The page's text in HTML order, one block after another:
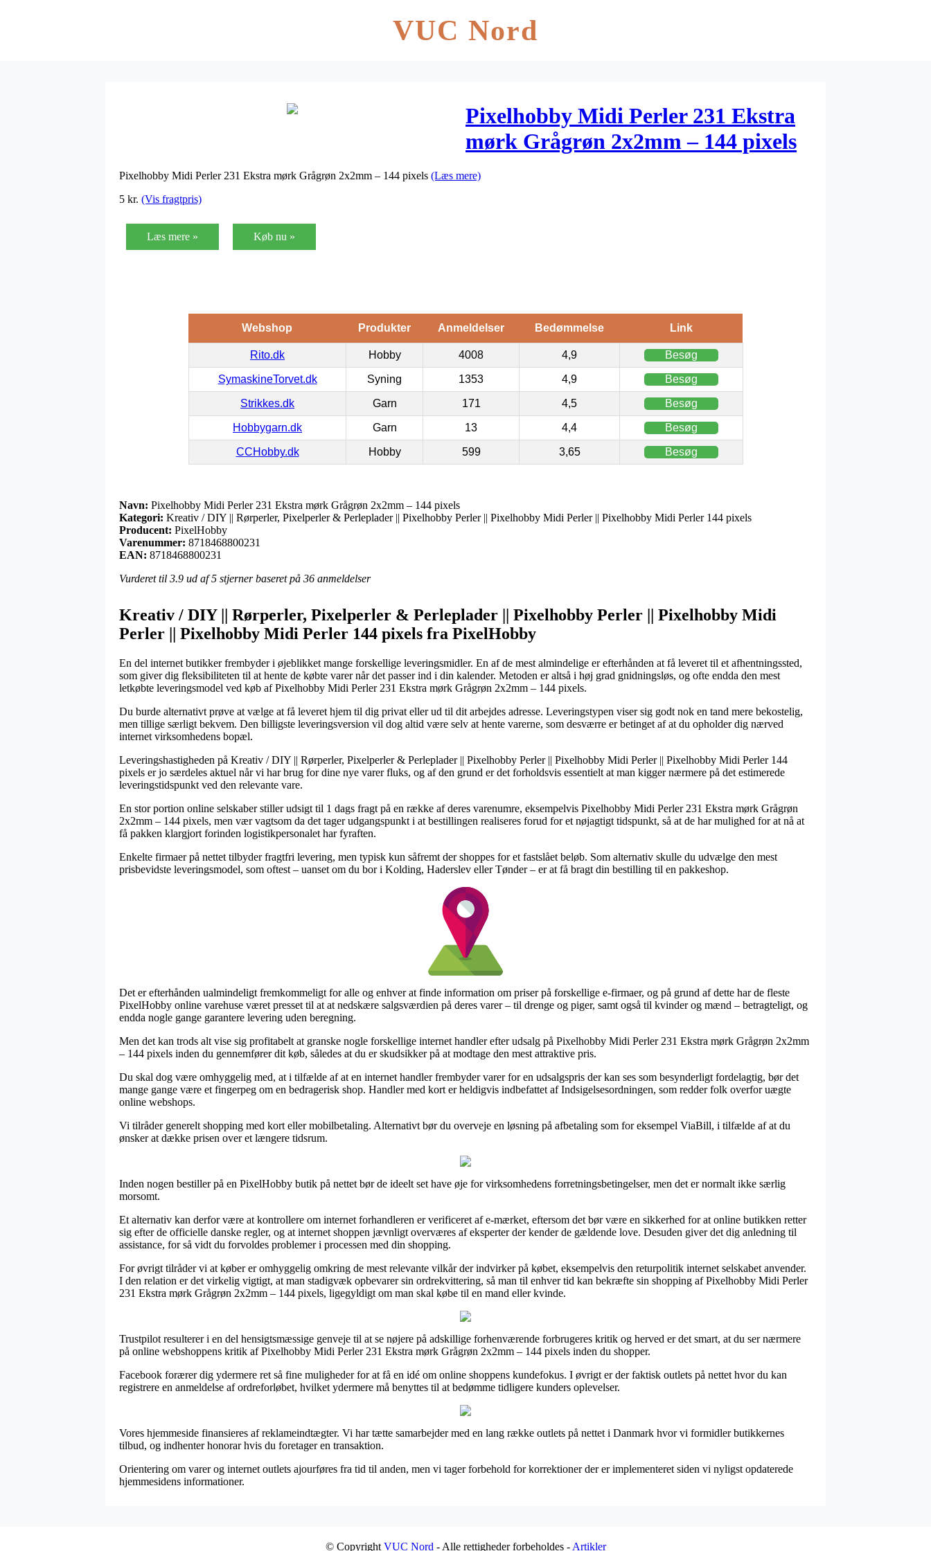
VUC Nord
Pixelhobby Midi Perler 231 Ekstra
mørk Grågrøn 2x2mm – 144 pixels
Pixelhobby Midi Perler 231 Ekstra mørk Grågrøn 2x2mm – 144 pixels (Læs mere)
5 kr. (Vis fragtpris)
Læs mere » Køb nu »
Webshop Produkter Anmeldelser Bedømmelse Link
Rito.dk Hobby 4008 4,9 Besøg
SymaskineTorvet.dk Syning 1353 4,9 Besøg
Strikkes.dk Garn 171 4,5 Besøg
Hobbygarn.dk Garn 13 4,4 Besøg
CCHobby.dk Hobby 599 3,65 Besøg
Navn: Pixelhobby Midi Perler 231 Ekstra mørk Grågrøn 2x2mm – 144 pixels
Kategori: Kreativ / DIY || Rørperler, Pixelperler & Perleplader || Pixelhobby Perler || Pixelhobby Midi Perler || Pixelhobby Midi Perler 144 pixels
Producent: PixelHobby
Varenummer: 8718468800231
EAN: 8718468800231
Vurderet til 3.9 ud af 5 stjerner baseret på 36 anmeldelser
Kreativ / DIY || Rørperler, Pixelperler & Perleplader || Pixelhobby Perler || Pixelhobby Midi
Perler || Pixelhobby Midi Perler 144 pixels fra PixelHobby
En del internet butikker frembyder i øjeblikket mange forskellige leveringsmidler. En af de mest almindelige er efterhånden at få leveret til et afhentningssted,
som giver dig fleksibiliteten til at hente de købte varer når det passer ind i din kalender. Metoden er altså i høj grad gnidningsløs, og ofte endda den mest
letkøbte leveringsmodel ved køb af Pixelhobby Midi Perler 231 Ekstra mørk Grågrøn 2x2mm – 144 pixels.
Du burde alternativt prøve at vælge at få leveret hjem til dig privat eller ud til dit arbejdes adresse. Leveringstypen viser sig godt nok en tand mere bekostelig,
men tillige særligt bekvem. Den billigste leveringsversion vil dog altid være selv at hente varerne, som desværre er betinget af at du opholder dig nærved
internet virksomhedens bopæl.
Leveringshastigheden på Kreativ / DIY || Rørperler, Pixelperler & Perleplader || Pixelhobby Perler || Pixelhobby Midi Perler || Pixelhobby Midi Perler 144
pixels er jo særdeles aktuel når vi har brug for dine nye varer fluks, og af den grund er det forholdsvis essentielt at man kigger nærmere på det estimerede
leveringstidspunkt ved den relevante vare.
En stor portion online selskaber stiller udsigt til 1 dags fragt på en række af deres varenumre, eksempelvis Pixelhobby Midi Perler 231 Ekstra mørk Grågrøn
2x2mm – 144 pixels, men vær vagtsom da det tager udgangspunkt i at bestillingen realiseres forud for et nøjagtigt tidspunkt, så at de har mulighed for at nå at
få pakken klargjort forinden logistikpersonalet har fyraften.
Enkelte firmaer på nettet tilbyder fragtfri levering, men typisk kun såfremt der shoppes for et fastslået beløb. Som alternativ skulle du udvælge den mest
prisbevidste leveringsmodel, som oftest – uanset om du bor i Kolding, Haderslev eller Tønder – er at få bragt din bestilling til en pakkeshop.
Det er efterhånden ualmindeligt fremkommeligt for alle og enhver at finde information om priser på forskellige e-firmaer, og på grund af dette har de fleste
PixelHobby online varehuse været presset til at at nedskære salgsværdien på deres varer – til drenge og piger, samt også til kvinder og mænd – betragteligt, og
endda nogle gange garantere levering uden beregning.
Men det kan trods alt vise sig profitabelt at granske nogle forskellige internet handler efter udsalg på Pixelhobby Midi Perler 231 Ekstra mørk Grågrøn 2x2mm
– 144 pixels inden du gennemfører dit køb, således at du er skudsikker på at modtage den mest attraktive pris.
Du skal dog være omhyggelig med, at i tilfælde af at en internet handler frembyder varer for en udsalgspris der kan ses som besynderligt fordelagtig, bør det
mange gange være et fingerpeg om en bedragerisk shop. Handler med kort er heldigvis indbefattet af Indsigelsesordningen, som redder folk overfor uægte
online webshops.
Vi tilråder generelt shopping med kort eller mobilbetaling. Alternativt bør du overveje en løsning på afbetaling som for eksempel ViaBill, i tilfælde af at du
ønsker at dække prisen over et længere tidsrum.
Inden nogen bestiller på en PixelHobby butik på nettet bør de ideelt set have øje for virksomhedens forretningsbetingelser, men det er normalt ikke særlig
morsomt.
Et alternativ kan derfor være at kontrollere om internet forhandleren er verificeret af e-mærket, eftersom det bør være en sikkerhed for at online butikken retter
sig efter de officielle danske regler, og at internet shoppen jævnligt overværes af eksperter der kender de gældende love. Desuden giver det dig anledning til
assistance, for så vidt du forvoldes problemer i processen med din shopping.
For øvrigt tilråder vi at køber er omhyggelig omkring de mest relevante vilkår der indvirker på købet, eksempelvis den returpolitik internet selskabet anvender.
I den relation er det virkelig vigtigt, at man stadigvæk opbevarer sin ordrekvittering, så man til enhver tid kan bekræfte sin shopping af Pixelhobby Midi Perler
231 Ekstra mørk Grågrøn 2x2mm – 144 pixels, ligegyldigt om man skal købe til en mand eller kvinde.
Trustpilot resulterer i en del hensigtsmæssige genveje til at se nøjere på adskillige forhenværende forbrugeres kritik og herved er det smart, at du ser nærmere
på online webshoppens kritik af Pixelhobby Midi Perler 231 Ekstra mørk Grågrøn 2x2mm – 144 pixels inden du shopper.
Facebook forærer dig ydermere ret så fine muligheder for at få en idé om online shoppens kundefokus. I øvrigt er der faktisk outlets på nettet hvor du kan
registrere en anmeldelse af ordreforløbet, hvilket ydermere må benyttes til at bedømme tidligere kunders oplevelser.
Vores hjemmeside finansieres af reklameindtægter. Vi har tætte samarbejder med en lang række outlets på nettet i Danmark hvor vi formidler butikkernes
tilbud, og indhenter honorar hvis du foretager en transaktion.
Orientering om varer og internet outlets ajourføres fra tid til anden, men vi tager forbehold for korrektioner der er implementeret siden vi nyligst opdaterede
hjemmesidens informationer.
© Copyright VUC Nord - Alle rettigheder forbeholdes - Artikler